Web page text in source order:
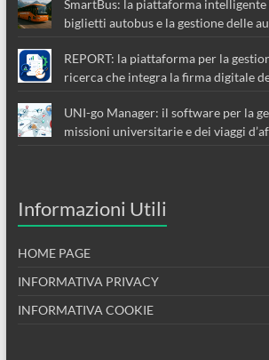
SmartBus: la piattaforma intelligente
biglietti autobus e la gestione delle
REPORT: la piattaforma per la
ricerca che integra la firma digitale
UNI-go Manager: il software per la
missioni universitarie e dei viaggi
Informazioni Utili
HOME PAGE
INFORMATIVA PRIVACY
INFORMATIVA COOKIE